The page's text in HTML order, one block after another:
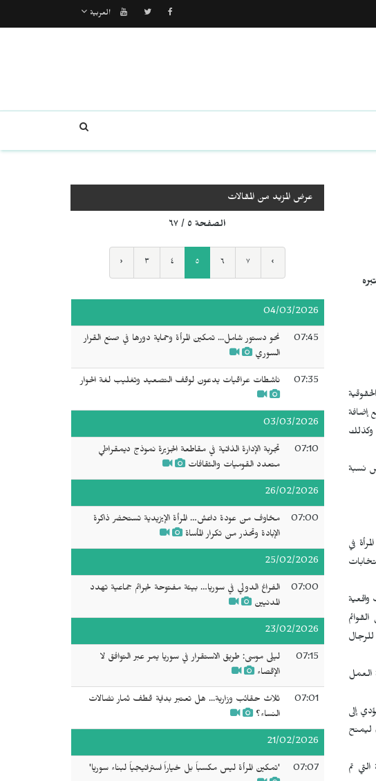
العربية
إضافة
الخميس 2 تموز/يوليو المقبل، وكذلك
نسبة
في
واقعية
القوائم
العمل
إلى
ليمنح
تم
عرض المزيد من المقالات
الصفحة ٥ / ٦٧
‹ ٣ ٤ ٥ ٦ ٧ ›
04/03/2026
07:45
نحو دستور شامل... تمكين المرأة وحماية دورها في صنع القرار
السوري
07:35 ناشطات عراقيات يدعون لوقف التصعيد وتغليب لغة الحوار
03/03/2026
07:10
تجربة الإدارة الذاتية في مقاطعة الجزيرة نموذج ديمقراطي
متعدد القوميات والثقافات
26/02/2026
07:00
مخاوف من عودة داعش… المرأة الإيزيدية تستحضر ذاكرة
الإبادة وتحذر من تكرار المأساة
25/02/2026
07:00
الفراغ الدولي في سوريا… بيئة مفتوحة لجرائم جماعية تهدد
المدنيين
23/02/2026
07:15
ليلى موسى: طريق الاستقرار في سوريا يمر عبر التوافق لا
الإقصاء
07:01
ثلاث حقائب وزارية... هل تعتبر بداية قطف ثمار نضالات
النساء؟
21/02/2026
07:07 'تمكين المرأة ليس مكسباً بل خياراً استراتيجياً لبناء سوريا'